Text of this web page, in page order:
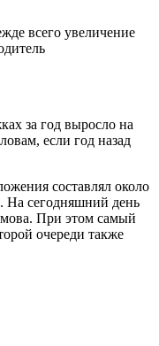
всего увеличение
за год выросло на
если год назад
составлял около
На сегодняшний день
При этом самый
очереди также